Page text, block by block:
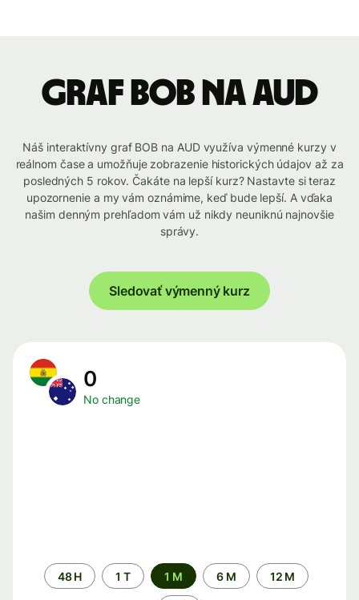
graf BOB na AUD
Náš interaktívny graf BOB na AUD využíva výmenné kurzy v
reálnom čase a umožňuje zobrazenie historických údajov až za
posledných 5 rokov. Čakáte na lepší kurz? Nastavte si teraz
upozornenie a my vám oznámime, keď bude lepší. A vďaka
našim denným prehľadom vám už nikdy neuniknú najnovšie
správy.
Sledovať výmenný kurz
0
No change
Time
period
48 H 1 T 1 M 6 M 12 M